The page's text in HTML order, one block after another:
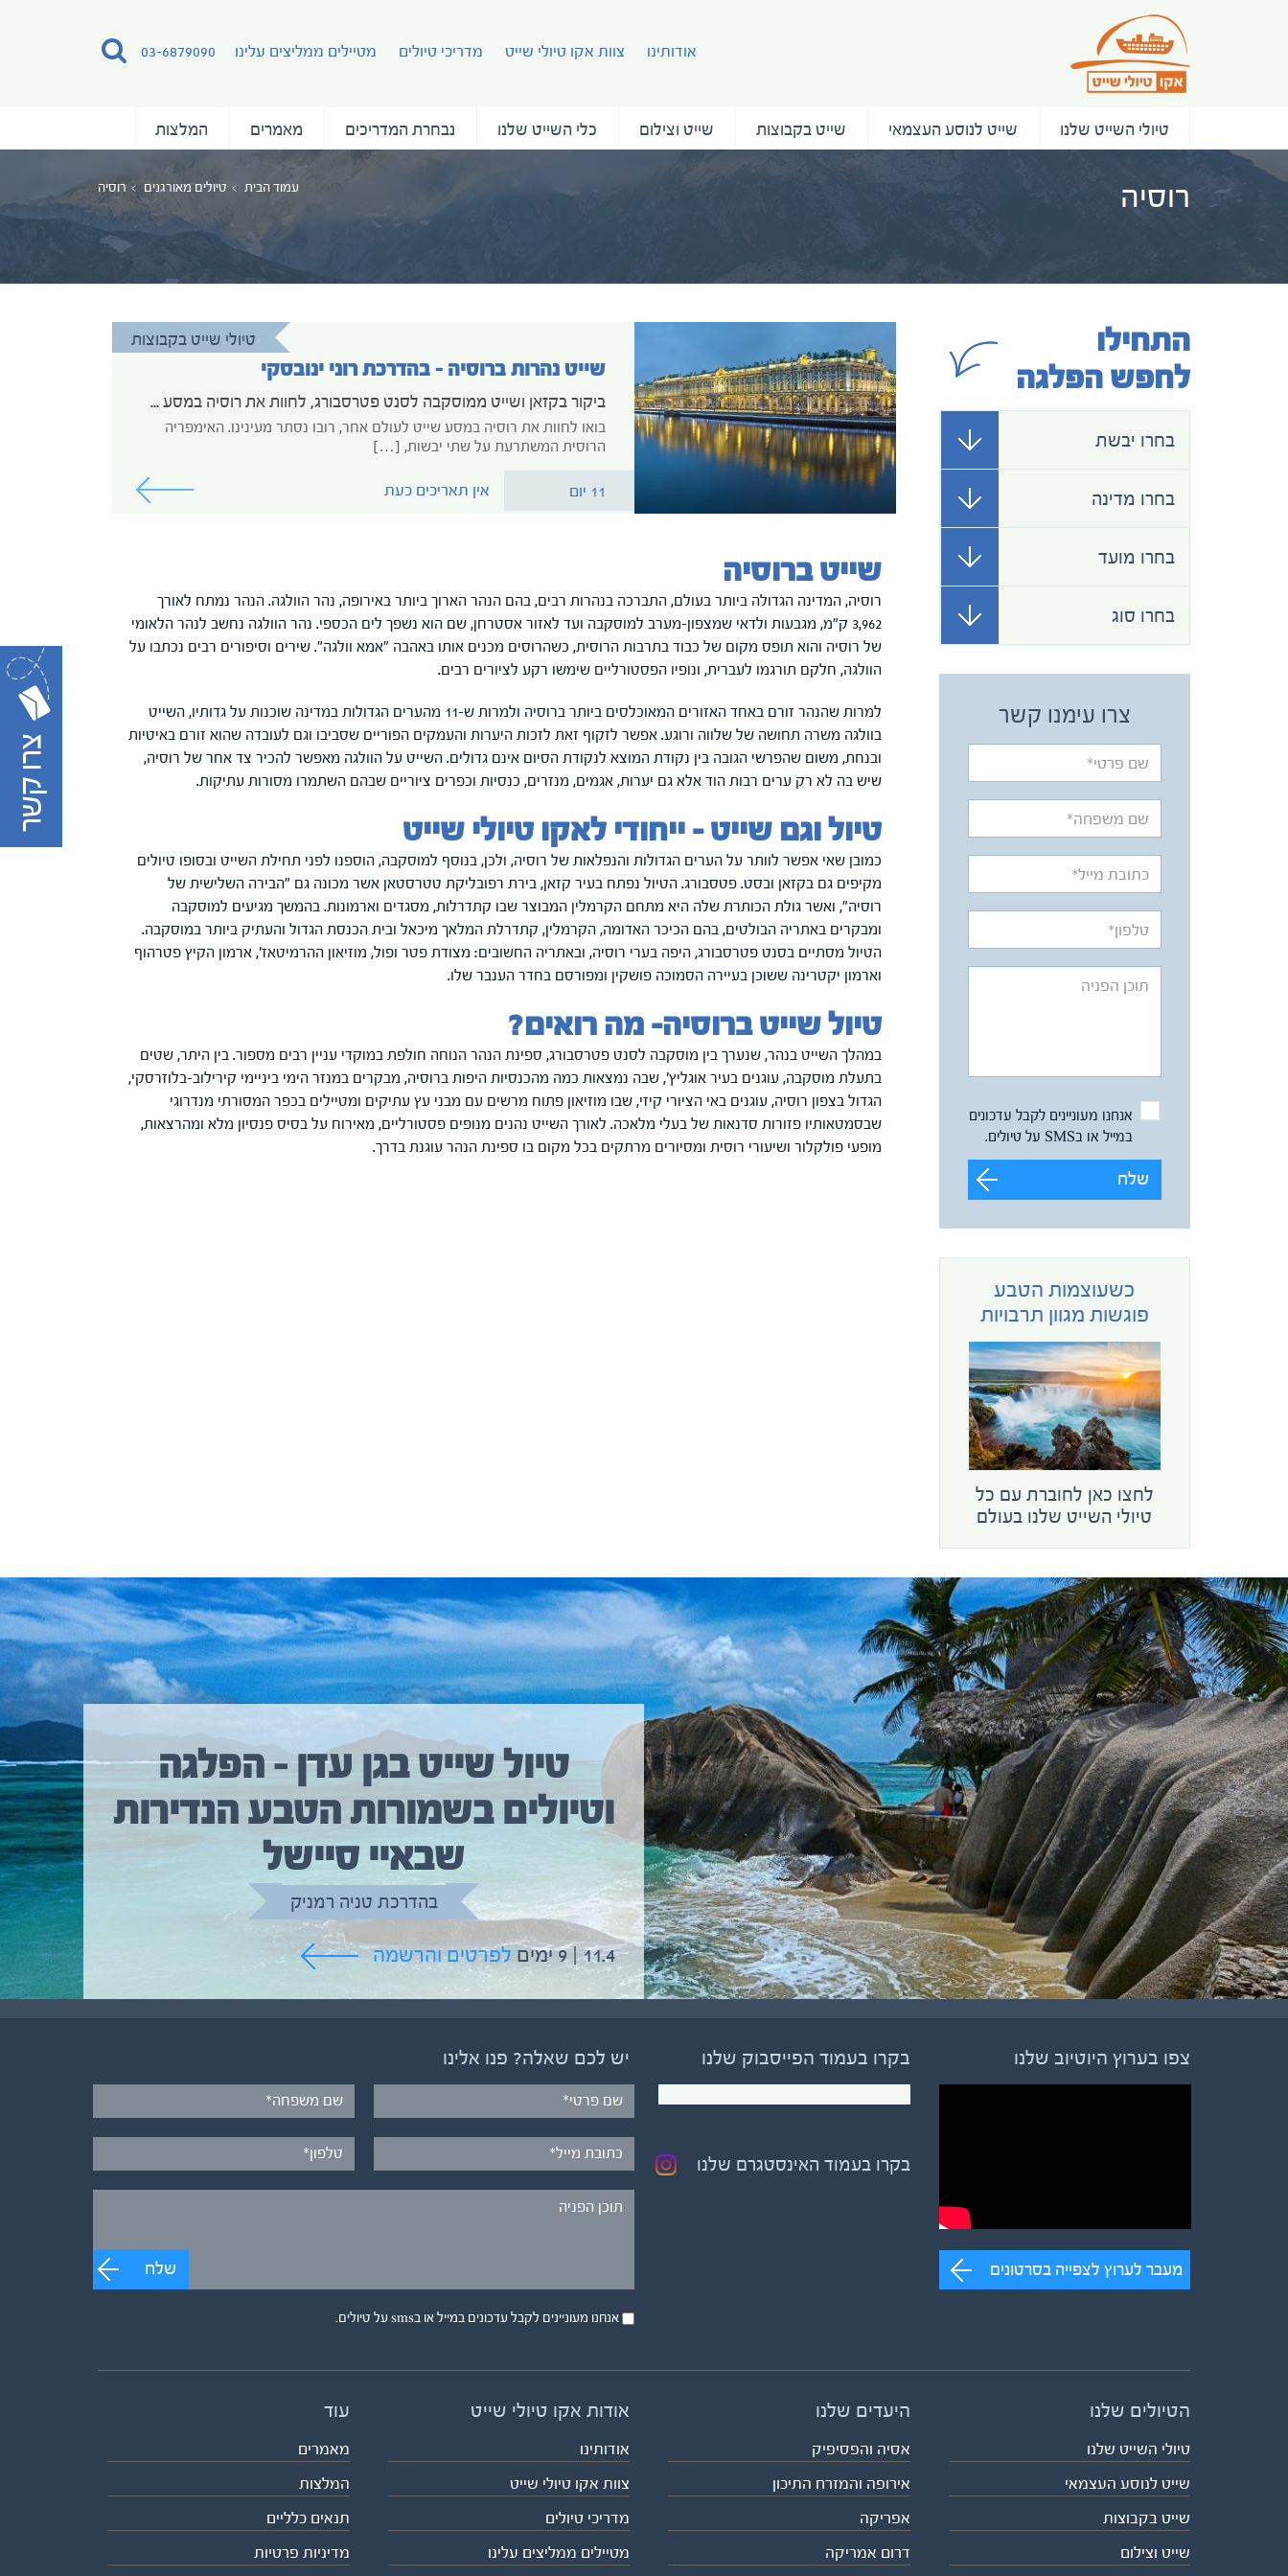
03-6879090 אודותינו צוות אקו טיולי שייט מדריכי טיולים מטיילים ממליצים עלינו
טיולי השייט שלנו שייט לנוסע העצמאי שייט בקבוצות שייט וצילום כלי השייט שלנו נבחרת המדריכים מאמרים המלצות
רוסיה עמוד הבית טיולים מאורגנים רוסיה
התחילו
לחפש הפלגה
בחרו יבשת
בחרו מדינה
בחרו מועד
בחרו סוג
צרו עימנו קשר
אנחנו מעוניינים לקבל עדכונים
במייל או בSMS על טיולים.
שלח
כשעוצמות הטבע
פוגשות מגוון תרבויות
לחצו כאן לחוברת עם כל
טיולי השייט שלנו בעולם
שייט נהרות ברוסיה – בהדרכת רוני ינובסקי
טיולי שייט בקבוצות
ביקור בקזאן ושייט ממוסקבה לסנט פטרסבורג, לחוות את רוסיה במסע שייט - בהדרכת רוני ינובסקי
בואו לחוות את רוסיה במסע שייט לעולם אחר, רובו נסתר מעינינו. האימפריה
הרוסית המשתרעת על שתי יבשות, […]
11 יום אין תאריכים כעת
שייט ברוסיה
רוסיה, המדינה הגדולה ביותר בעולם, התברכה בנהרות רבים, בהם הנהר הארוך ביותר באירופה, נהר הוולגה. הנהר נמתח לאורך
3,962 ק"מ, מגבעות ולדאי שמצפון-מערב למוסקבה ועד לאזור אסטרחן, שם הוא נשפך לים הכספי. נהר הוולגה נחשב לנהר הלאומי
של רוסיה והוא תופס מקום של כבוד בתרבות הרוסית, כשהרוסים מכנים אותו באהבה "אמא וולגה". שירים וסיפורים רבים נכתבו על
הוולגה, חלקם תורגמו לעברית, ונופיו הפסטורליים שימשו רקע לציורים רבים.
למרות שהנהר זורם באחד האזורים המאוכלסים ביותר ברוסיה ולמרות ש-11 מהערים הגדולות במדינה שוכנות על גדותיו, השייט
בוולגה משרה תחושה של שלווה ורוגע. אפשר לזקוף זאת לזכות היערות והעמקים הפוריים שסביבו וגם לעובדה שהוא זורם באיטיות
ובנחת, משום שהפרשי הגובה בין נקודת המוצא לנקודת הסיום אינם גדולים. השייט על הוולגה מאפשר להכיר צד אחר של רוסיה,
שיש בה לא רק ערים רבות הוד אלא גם יערות, אגמים, מנזרים, כנסיות וכפרים ציוריים שבהם השתמרו מסורות עתיקות.
טיול וגם שייט – ייחודי לאקו טיולי שייט
כמובן שאי אפשר לוותר על הערים הגדולות והנפלאות של רוסיה, ולכן, בנוסף למוסקבה, הוספנו לפני תחילת השייט ובסופו טיולים
מקיפים גם בקזאן ובסט. פטסבורג. הטיול נפתח בעיר קזאן, בירת רפובליקת טטרסטאן אשר מכונה גם "הבירה השלישית של
רוסיה", ואשר גולת הכותרת שלה היא מתחם הקרמלין המבוצר שבו קתדרלות, מסגדים וארמונות. בהמשך מגיעים למוסקבה
ומבקרים באתריה הבולטים, בהם הכיכר האדומה, הקרמלין, קתדרלת המלאך מיכאל ובית הכנסת הגדול והעתיק ביותר במוסקבה.
הטיול מסתיים בסנט פטרסבורג, היפה בערי רוסיה, ובאתריה החשובים: מצודת פטר ופול, מוזיאון ההרמיטאז', ארמון הקיץ פטרהוף
וארמון יקטרינה ששוכן בעיירה הסמוכה פושקין ומפורסם בחדר הענבר שלו.
טיול שייט ברוסיה- מה רואים?
במהלך השייט בנהר, שנערך בין מוסקבה לסנט פטרסבורג, ספינת הנהר הנוחה חולפת במוקדי עניין רבים מספור. בין היתר, שטים
בתעלת מוסקבה, עוגנים בעיר אוגליץ', שבה נמצאות כמה מהכנסיות היפות ברוסיה, מבקרים במנזר הימי ביניימי קירילוב-בלוזרסקי,
הגדול בצפון רוסיה, עוגנים באי הציורי קיזי, שבו מוזיאון פתוח מרשים עם מבני עץ עתיקים ומטיילים בכפר המסורתי מנדרוגי
שבסמטאותיו פזורות סדנאות של בעלי מלאכה. לאורך השייט נהנים מנופים פסטורליים, מאירוח על בסיס פנסיון מלא ומהרצאות,
מופעי פולקלור ושיעורי רוסית ומסיורים מרתקים בכל מקום בו ספינת הנהר עוגנת בדרך.
טיול שייט בגן עדן – הפלגה
וטיולים בשמורות הטבע הנדירות
שבאיי סיישל
בהדרכת טניה רמניק
11.4 | 9 ימים לפרטים והרשמה
טיול שייט מקיף איסלנד
בהדרכת גיל יניב
5.6 | 12 ימים לפרטים והרשמה
צפו בערוץ היוטיוב שלנו
מעבר לערוץ לצפייה בסרטונים
בקרו בעמוד הפייסבוק שלנו
בקרו בעמוד האינסטגרם שלנו
יש לכם שאלה? פנו אלינו
שלח
אנחנו מעוניינים לקבל עדכונים במייל או בsms על טיולים.
הטיולים שלנו
טיולי השייט שלנו
שייט לנוסע העצמאי
שייט בקבוצות
שייט וצילום
היעדים שלנו
אסיה והפסיפיק
אירופה והמזרח התיכון
אפריקה
דרום אמריקה
אודות אקו טיולי שייט
אודותינו
צוות אקו טיולי שייט
מדריכי טיולים
מטיילים ממליצים עלינו
עוד
מאמרים
המלצות
תנאים כלליים
מדיניות פרטיות